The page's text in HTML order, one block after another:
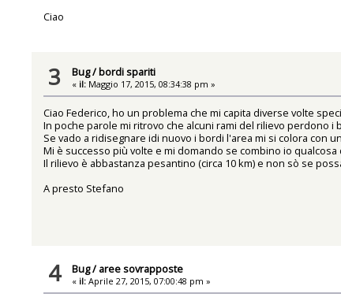
Ciao
3 Bug/bordi spariti
« il: Maggio 17, 2015, 08:34:38 pm »
Ciao Federico, ho un problema che mi capita diverse volte
In poche parole mi ritrovo che alcuni rami del rilievo perdono
Se vado a ridisegnare idi nuovo i bordi l'area mi si colora con
Mi è successo più volte e mi domando se combino io qualcosa
Il rilievo è abbastanza pesantino (circa 10 km) e non sò se
A presto Stefano
4 Bug/ aree sovrapposte
« il: Aprile 27, 2015, 07:00:48 pm »